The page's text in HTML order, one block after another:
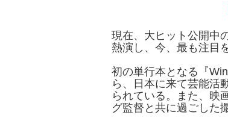
現在、大ヒット公開中
熱演し、今、最も注目
初の単行本となる『
ら、日本に来て芸能活
られている。また、映
グ監督と共に過ごした